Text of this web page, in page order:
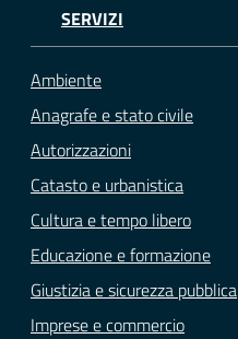
SERVIZI
Ambiente
Anagrafe e stato civile
Autorizzazioni
Catasto e urbanistica
Cultura e tempo libero
Educazione e formazione
Giustizia e sicurezza pubblica
Imprese e commercio